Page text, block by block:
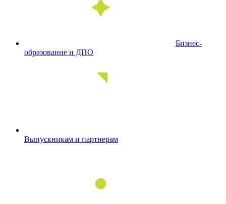
Бизнес-
образование и ДПО
Выпускникам и партнерам